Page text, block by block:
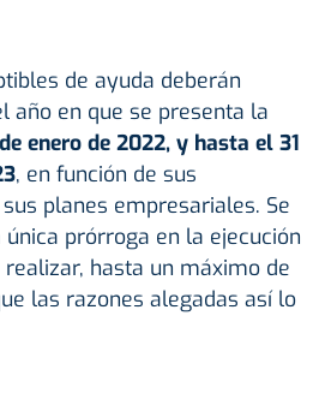
de ayuda deberán
año en que se presenta la
enero de 2022, y hasta el 31
, en función de sus
planes empresariales. Se
prórroga en la ejecución
hasta un máximo de
las razones alegadas así lo